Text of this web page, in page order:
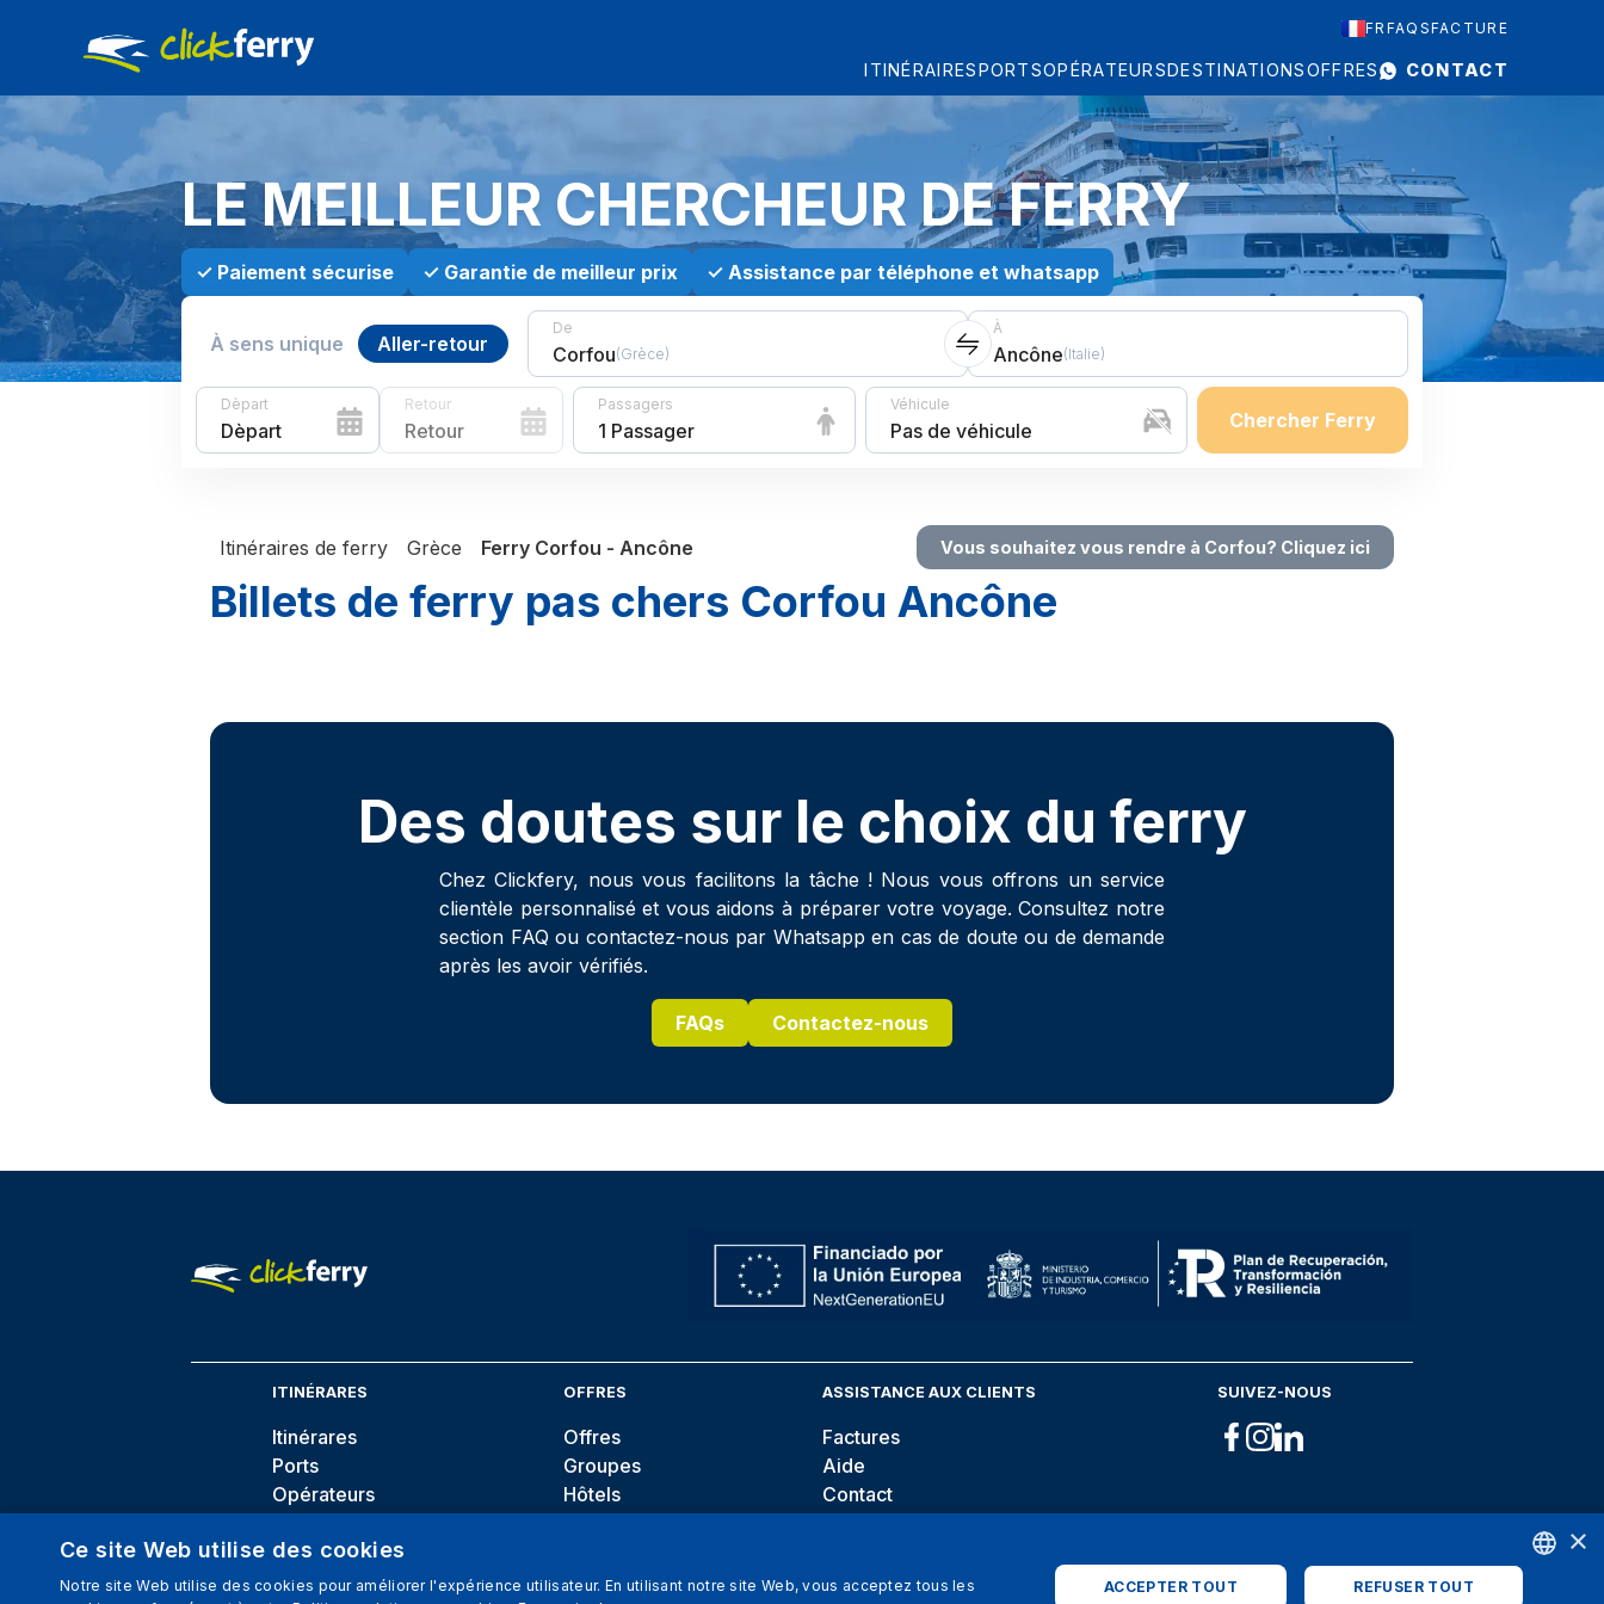
FR FAQSFACTURE
ITINÉRAIRESPORTSOPÉRATEURSDESTINATIONSOFFRES CONTACT
LE MEILLEUR CHERCHEUR DE FERRY
✓ Paiement sécurise ✓ Garantie de meilleur prix ✓ Assistance par téléphone et whatsapp
À sens unique Aller-retour
De
Corfou(Grèce)
À
Ancône(Italie)
Dèpart
Dèpart
Retour
Retour
Passagers
1 Passager
Véhicule
Pas de véhicule Chercher Ferry
Itinéraires de ferry Grèce Ferry Corfou - Ancône Vous souhaitez vous rendre à Corfou? Cliquez ici
Billets de ferry pas chers Corfou Ancône
Des doutes sur le choix du ferry
Chez Clickfery, nous vous facilitons la tâche ! Nous vous offrons un service
clientèle personnalisé et vous aidons à préparer votre voyage. Consultez notre
section FAQ ou contactez-nous par Whatsapp en cas de doute ou de demande
après les avoir vérifiés.
FAQs Contactez-nous
ITINÉRARES
Itinérares
Ports
Opérateurs
OFFRES
Offres
Groupes
Hôtels
ASSISTANCE AUX CLIENTS
Factures
Aide
Contact
SUIVEZ-NOUS
×
Ce site Web utilise des cookies
Notre site Web utilise des cookies pour améliorer l'expérience utilisateur. En utilisant notre site Web, vous acceptez tous les
ACCEPTER TOUT REFUSER TOUT